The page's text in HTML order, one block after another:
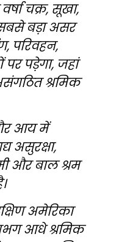
चक्र, सूखा,
बड़ा असर
परिवहन,
पर पड़ेगा, जहां
श्रमिक
आय में
असुरक्षा,
और बाल श्रम
अमेरिका
आधे श्रमिक